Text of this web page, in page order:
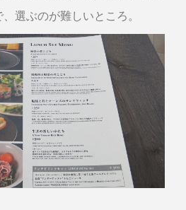
選ぶのが難しいところ。